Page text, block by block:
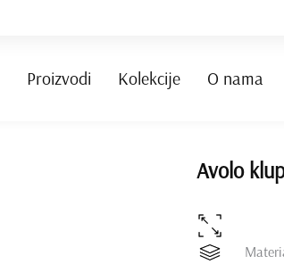
Proizvodi Kolekcije O nama
Avolo